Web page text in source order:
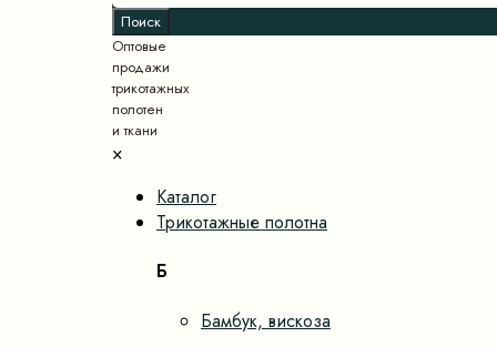
Оптовые
продажи
трикотажных
полотен
и ткани
×
Каталог
Трикотажные полотна
Б
Бамбук, вискоза